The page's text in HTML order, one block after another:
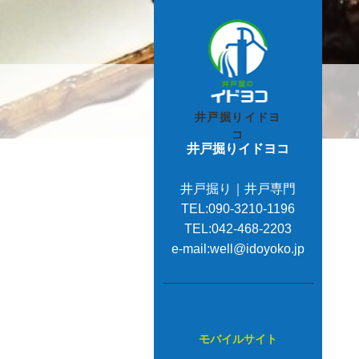
井戸掘りイドヨ
コ
井戸掘りイドヨコ
井戸掘り｜井戸専門
TEL:090-3210-1196
TEL:042-468-2203
e-mail:well@idoyoko.jp
モバイルサイト